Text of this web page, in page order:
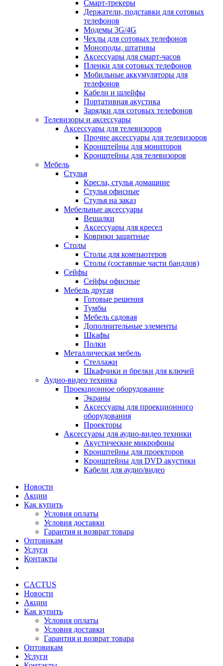
Смарт-трекеры
Держатели, подставки для сотовых
телефонов
Модемы 3G/4G
Чехлы для сотовых телефонов
Моноподы, штативы
Аксессуары для смарт-часов
Пленки для сотовых телефонов
Мобильные аккумуляторы для
телефонов
Кабели и шлейфы
Портативная акустика
Зарядки для сотовых телефонов
Телевизоры и аксессуары
Аксессуары для телевизоров
Прочие аксессуары для телевизоров
Кронштейны для мониторов
Кронштейны для телевизоров
Мебель
Стулья
Кресла, стулья домашние
Стулья офисные
Стулья на заказ
Мебельные аксессуары
Вешалки
Аксессуары для кресел
Коврики защитные
Столы
Столы для компьютеров
Столы (составные части бандлов)
Сейфы
Сейфы офисные
Мебель другая
Готовые решения
Тумбы
Мебель садовая
Дополнительные элементы
Шкафы
Полки
Металлическая мебель
Стеллажи
Шкафчики и брелки для ключей
Аудио-видео техника
Проекционное оборудование
Экраны
Аксессуары для проекционного
оборудования
Проекторы
Аксессуары для аудио-видео техники
Акустические микрофоны
Кронштейны для проекторов
Кронштейны для DVD акустики
Кабели для аудио/видео
Новости
Акции
Как купить
Условия оплаты
Условия доставки
Гарантия и возврат товара
Оптовикам
Услуги
Контакты
CACTUS
Новости
Акции
Как купить
Условия оплаты
Условия доставки
Гарантия и возврат товара
Оптовикам
Услуги